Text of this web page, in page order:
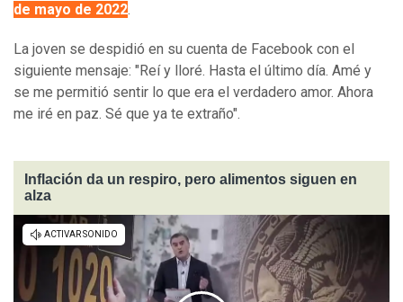
de mayo de 2022.
La joven se despidió en su cuenta de Facebook con el
siguiente mensaje: "Reí y lloré. Hasta el último día. Amé y
se me permitió sentir lo que era el verdadero amor. Ahora
me iré en paz. Sé que ya te extraño".
Inflación da un respiro, pero alimentos siguen en
alza